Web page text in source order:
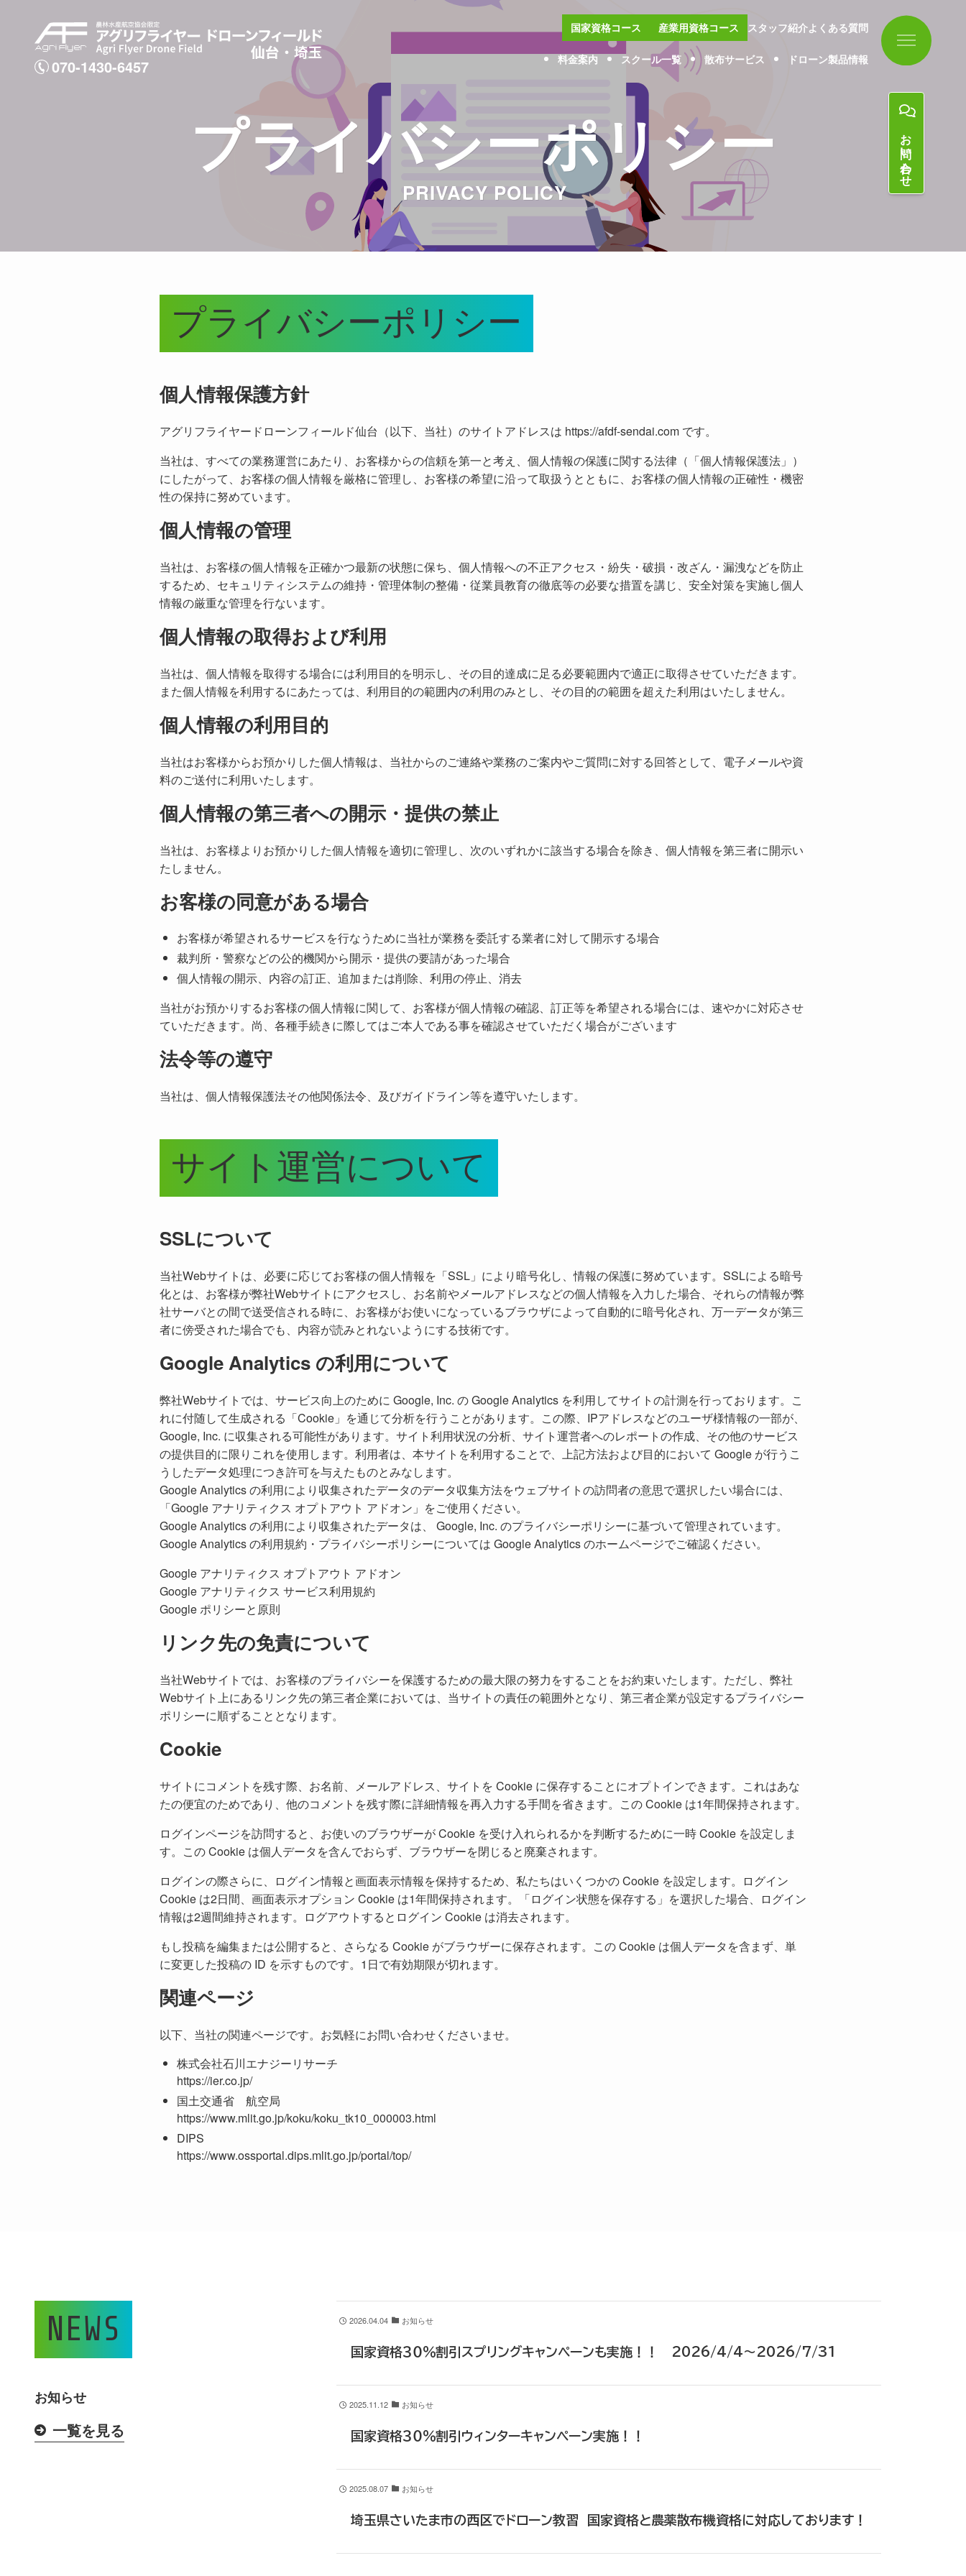
070-1430-6457
国家資格コース 産業用資格コース スタッフ紹介よくある質問
料金案内 スクール一覧 散布サービス ドローン製品情報
お問い合わせ
プライバシーポリシー
PRIVACY POLICY
プライバシーポリシー
個人情報保護方針
アグリフライヤードローンフィールド仙台（以下、当社）のサイトアドレスは https://afdf-sendai.com です。
当社は、すべての業務運営にあたり、お客様からの信頼を第一と考え、個人情報の保護に関する法律（「個人情報保護法」）
にしたがって、お客様の個人情報を厳格に管理し、お客様の希望に沿って取扱うとともに、お客様の個人情報の正確性・機密
性の保持に努めています。
個人情報の管理
当社は、お客様の個人情報を正確かつ最新の状態に保ち、個人情報への不正アクセス・紛失・破損・改ざん・漏洩などを防止
するため、セキュリティシステムの維持・管理体制の整備・従業員教育の徹底等の必要な措置を講じ、安全対策を実施し個人
情報の厳重な管理を行ないます。
個人情報の取得および利用
当社は、個人情報を取得する場合には利用目的を明示し、その目的達成に足る必要範囲内で適正に取得させていただきます。
また個人情報を利用するにあたっては、利用目的の範囲内の利用のみとし、その目的の範囲を超えた利用はいたしません。
個人情報の利用目的
当社はお客様からお預かりした個人情報は、当社からのご連絡や業務のご案内やご質問に対する回答として、電子メールや資
料のご送付に利用いたします。
個人情報の第三者への開示・提供の禁止
当社は、お客様よりお預かりした個人情報を適切に管理し、次のいずれかに該当する場合を除き、個人情報を第三者に開示い
たしません。
お客様の同意がある場合
お客様が希望されるサービスを行なうために当社が業務を委託する業者に対して開示する場合
裁判所・警察などの公的機関から開示・提供の要請があった場合
個人情報の開示、内容の訂正、追加または削除、利用の停止、消去
当社がお預かりするお客様の個人情報に関して、お客様が個人情報の確認、訂正等を希望される場合には、速やかに対応させ
ていただきます。尚、各種手続きに際してはご本人である事を確認させていただく場合がございます
法令等の遵守
当社は、個人情報保護法その他関係法令、及びガイドライン等を遵守いたします。
サイト運営について
SSLについて
当社Webサイトは、必要に応じてお客様の個人情報を「SSL」により暗号化し、情報の保護に努めています。SSLによる暗号
化とは、お客様が弊社Webサイトにアクセスし、お名前やメールアドレスなどの個人情報を入力した場合、それらの情報が弊
社サーバとの間で送受信される時に、お客様がお使いになっているブラウザによって自動的に暗号化され、万一データが第三
者に傍受された場合でも、内容が読みとれないようにする技術です。
Google Analytics の利用について
弊社Webサイトでは、サービス向上のために Google, Inc. の Google Analytics を利用してサイトの計測を行っております。こ
れに付随して生成される「Cookie」を通じて分析を行うことがあります。この際、IPアドレスなどのユーザ様情報の一部が、
Google, Inc. に収集される可能性があります。サイト利用状況の分析、サイト運営者へのレポートの作成、その他のサービス
の提供目的に限りこれを使用します。利用者は、本サイトを利用することで、上記方法および目的において Google が行うこ
うしたデータ処理につき許可を与えたものとみなします。
Google Analytics の利用により収集されたデータのデータ収集方法をウェブサイトの訪問者の意思で選択したい場合には、
「Google アナリティクス オプトアウト アドオン」をご使用ください。
Google Analytics の利用により収集されたデータは、 Google, Inc. のプライバシーポリシーに基づいて管理されています。
Google Analytics の利用規約・プライバシーポリシーについては Google Analytics のホームページでご確認ください。
Google アナリティクス オプトアウト アドオン
Google アナリティクス サービス利用規約
Google ポリシーと原則
リンク先の免責について
当社Webサイトでは、お客様のプライバシーを保護するための最大限の努力をすることをお約束いたします。ただし、弊社
Webサイト上にあるリンク先の第三者企業においては、当サイトの責任の範囲外となり、第三者企業が設定するプライバシー
ポリシーに順ずることとなります。
Cookie
サイトにコメントを残す際、お名前、メールアドレス、サイトを Cookie に保存することにオプトインできます。これはあな
たの便宜のためであり、他のコメントを残す際に詳細情報を再入力する手間を省きます。この Cookie は1年間保持されます。
ログインページを訪問すると、お使いのブラウザーが Cookie を受け入れられるかを判断するために一時 Cookie を設定しま
す。この Cookie は個人データを含んでおらず、ブラウザーを閉じると廃棄されます。
ログインの際さらに、ログイン情報と画面表示情報を保持するため、私たちはいくつかの Cookie を設定します。ログイン
Cookie は2日間、画面表示オプション Cookie は1年間保持されます。「ログイン状態を保存する」を選択した場合、ログイン
情報は2週間維持されます。ログアウトするとログイン Cookie は消去されます。
もし投稿を編集または公開すると、さらなる Cookie がブラウザーに保存されます。この Cookie は個人データを含まず、単
に変更した投稿の ID を示すものです。1日で有効期限が切れます。
関連ページ
以下、当社の関連ページです。お気軽にお問い合わせくださいませ。
株式会社石川エナジーリサーチ
https://ier.co.jp/
国土交通省 航空局
https://www.mlit.go.jp/koku/koku_tk10_000003.html
DIPS
https://www.ossportal.dips.mlit.go.jp/portal/top/
NEWS
お知らせ
一覧を見る
2026.04.04 お知らせ
国家資格３０％割引スプリングキャンペーンも実施！！ 2026/4/4～2026/7/31
2025.11.12 お知らせ
国家資格３０％割引ウィンターキャンペーン実施！！
2025.08.07 お知らせ
埼玉県さいたま市の西区でドローン教習 国家資格と農薬散布機資格に対応しております！